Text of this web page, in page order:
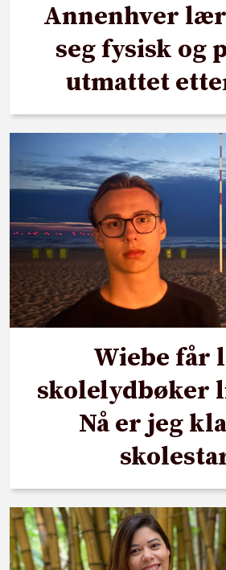
Annenhver
seg fysisk og
utmattet
Wiebe får
skolelydbøker
Nå er jeg